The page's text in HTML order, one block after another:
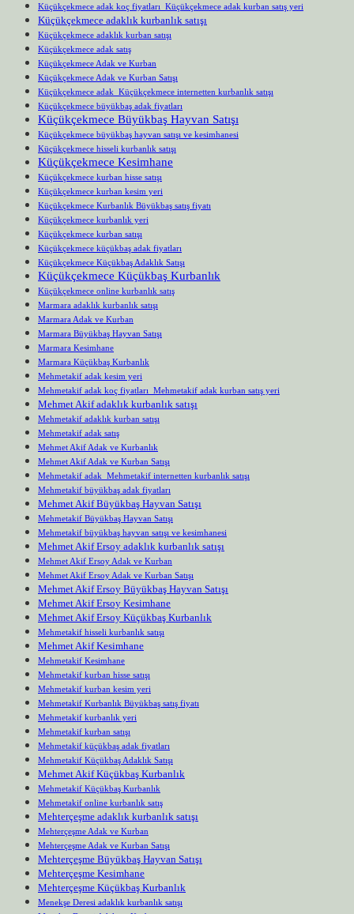
Küçükçekmece adak koç fiyatları Küçükçekmece adak kurban satış yeri
Küçükçekmece adaklık kurbanlık satışı
Küçükçekmece adaklık kurban satışı
Küçükçekmece adak satış
Küçükçekmece Adak ve Kurban
Küçükçekmece Adak ve Kurban Satışı
Küçükçekmece adak Küçükçekmece internetten kurbanlık satışı
Küçükçekmece büyükbaş adak fiyatları
Küçükçekmece Büyükbaş Hayvan Satışı
Küçükçekmece büyükbaş hayvan satışı ve kesimhanesi
Küçükçekmece hisseli kurbanlık satışı
Küçükçekmece Kesimhane
Küçükçekmece kurban hisse satışı
Küçükçekmece kurban kesim yeri
Küçükçekmece Kurbanlık Büyükbaş satış fiyatı
Küçükçekmece kurbanlık yeri
Küçükçekmece kurban satışı
Küçükçekmece küçükbaş adak fiyatları
Küçükçekmece Küçükbaş Adaklık Satışı
Küçükçekmece Küçükbaş Kurbanlık
Küçükçekmece online kurbanlık satış
Marmara adaklık kurbanlık satışı
Marmara Adak ve Kurban
Marmara Büyükbaş Hayvan Satışı
Marmara Kesimhane
Marmara Küçükbaş Kurbanlık
Mehmetakif adak kesim yeri
Mehmetakif adak koç fiyatları Mehmetakif adak kurban satış yeri
Mehmet Akif adaklık kurbanlık satışı
Mehmetakif adaklık kurban satışı
Mehmetakif adak satış
Mehmet Akif Adak ve Kurbanlık
Mehmet Akif Adak ve Kurban Satışı
Mehmetakif adak Mehmetakif internetten kurbanlık satışı
Mehmetakif büyükbaş adak fiyatları
Mehmet Akif Büyükbaş Hayvan Satışı
Mehmetakif Büyükbaş Hayvan Satışı
Mehmetakif büyükbaş hayvan satışı ve kesimhanesi
Mehmet Akif Ersoy adaklık kurbanlık satışı
Mehmet Akif Ersoy Adak ve Kurban
Mehmet Akif Ersoy Adak ve Kurban Satışı
Mehmet Akif Ersoy Büyükbaş Hayvan Satışı
Mehmet Akif Ersoy Kesimhane
Mehmet Akif Ersoy Küçükbaş Kurbanlık
Mehmetakif hisseli kurbanlık satışı
Mehmet Akif Kesimhane
Mehmetakif Kesimhane
Mehmetakif kurban hisse satışı
Mehmetakif kurban kesim yeri
Mehmetakif Kurbanlık Büyükbaş satış fiyatı
Mehmetakif kurbanlık yeri
Mehmetakif kurban satışı
Mehmetakif küçükbaş adak fiyatları
Mehmetakif Küçükbaş Adaklık Satışı
Mehmet Akif Küçükbaş Kurbanlık
Mehmetakif Küçükbaş Kurbanlık
Mehmetakif online kurbanlık satış
Mehterçeşme adaklık kurbanlık satışı
Mehterçeşme Adak ve Kurban
Mehterçeşme Adak ve Kurban Satışı
Mehterçeşme Büyükbaş Hayvan Satışı
Mehterçeşme Kesimhane
Mehterçeşme Küçükbaş Kurbanlık
Menekşe Deresi adaklık kurbanlık satışı